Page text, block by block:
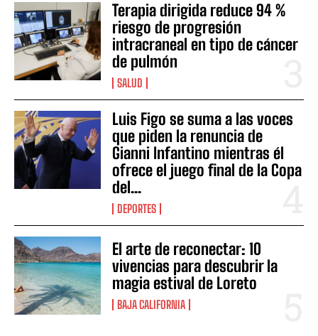
Terapia dirigida reduce 94 %
riesgo de progresión
intracraneal en tipo de cáncer
de pulmón
SALUD
Luis Figo se suma a las voces
que piden la renuncia de
Gianni Infantino mientras él
ofrece el juego final de la Copa
del...
DEPORTES
El arte de reconectar: 10
vivencias para descubrir la
magia estival de Loreto
BAJA CALIFORNIA